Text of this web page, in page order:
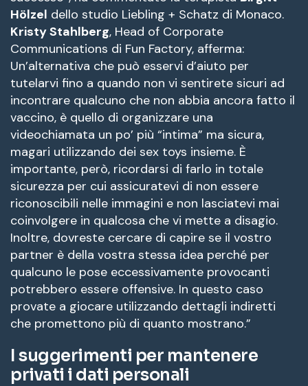
Hölzel dello studio Liebling + Schatz di Monaco.
Kristy Stahlberg, Head of Corporate
Communications di Fun Factory, afferma:
Un’alternativa che può esservi d’aiuto per
tutelarvi fino a quando non vi sentirete sicuri ad
incontrare qualcuno che non abbia ancora fatto il
vaccino, è quello di organizzare una
videochiamata un po’ più “intima” ma sicura,
magari utilizzando dei sex toys insieme. È
importante, però, ricordarsi di farlo in totale
sicurezza per cui assicuratevi di non essere
riconoscibili nelle immagini e non lasciatevi mai
coinvolgere in qualcosa che vi mette a disagio.
Inoltre, dovreste cercare di capire se il vostro
partner è della vostra stessa idea perché per
qualcuno le pose eccessivamente provocanti
potrebbero essere offensive. In questo caso
provate a giocare utilizzando dettagli indiretti
che promettono più di quanto mostrano.”
I suggerimenti per mantenere
privati i dati personali